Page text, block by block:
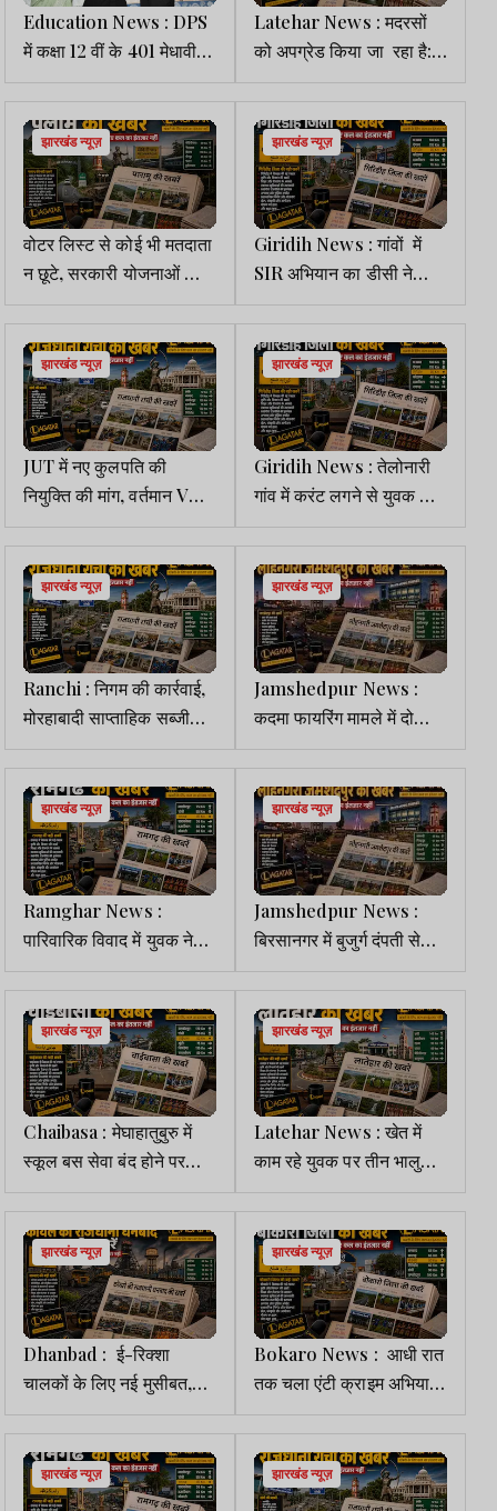
Education News : DPS
में कक्षा 12 वीं के 401 मेधावी
विद्यार्थियों को मिला सम्मान
Latehar News : मदरसों
को अपग्रेड किया जा रहा है:
मथारू
झारखंड न्यूज़
वोटर लिस्ट से कोई भी मतदाता
न छूटे, सरकारी योजनाओं का
लाभ हर पात्र व्यक्ति तक पहुंचे:
के. राजू
झारखंड न्यूज़
Giridih News : गांवों में
SIR अभियान का डीसी ने
किया निरीक्षण, डिजिटाइजेशन
तेज करने का निर्देश
झारखंड न्यूज़
JUT में नए कुलपति की
नियुक्ति की मांग, वर्तमान VC
के तीन साल के कार्यकाल की
जांच कराने का आग्रह
झारखंड न्यूज़
Giridih News : तेलोनारी
गांव में करंट लगने से युवक की
मौत
झारखंड न्यूज़
Ranchi : निगम की कार्रवाई,
मोरहाबादी साप्ताहिक सब्जी
हाट पर चला बुलडोजर,
विक्रेताओं में गुस्सा
झारखंड न्यूज़
Jamshedpur News :
कदमा फायरिंग मामले में दो
आरोपी गिरफ्तार, घायल युवक
का रिम्स में चल रहा इलाज
झारखंड न्यूज़
Ramghar News :
पारिवारिक विवाद में युवक ने
फांसी लगाकर की आत्महत्या
झारखंड न्यूज़
Jamshedpur News :
बिरसानगर में बुजुर्ग दंपती से
साइबर ठगी, UPI से उड़ाए
1.63 लाख
झारखंड न्यूज़
Chaibasa : मेघाहातुबुरु में
स्कूल बस सेवा बंद होने पर
अभिभावकों का फूटा गुस्सा,
बच्चों की सुरक्षा पर जताई चिंता
झारखंड न्यूज़
Latehar News : खेत में
काम रहे युवक पर तीन भालुओं
ने किया हमला, गंभीर रूप से
घायल
झारखंड न्यूज़
Dhanbad : ई-रिक्शा
चालकों के लिए नई मुसीबत,
ब्लूटूथ से बैटरी हैक कर बीच
सड़क गाड़ी रोक रहे शरारती
तत्व
झारखंड न्यूज़
Bokaro News : आधी रात
तक चला एंटी क्राइम अभियान,
वाहनों की ली गई तलाशी
झारखंड न्यूज़ झारखंड न्यूज़